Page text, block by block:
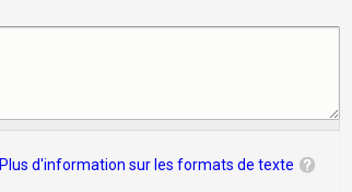
Plus d'information sur les formats de texte